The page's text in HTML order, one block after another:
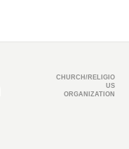
CHURCH/RELIGIO
US
ORGANIZATION